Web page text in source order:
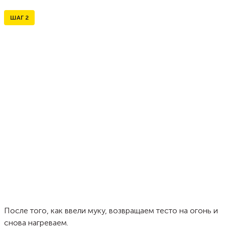
ШАГ 2
После того, как ввели муку, возвращаем тесто на огонь и
снова нагреваем.